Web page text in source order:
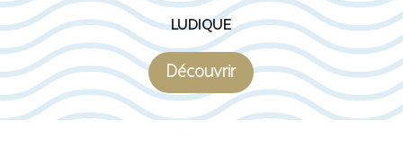
ludique
Découvrir